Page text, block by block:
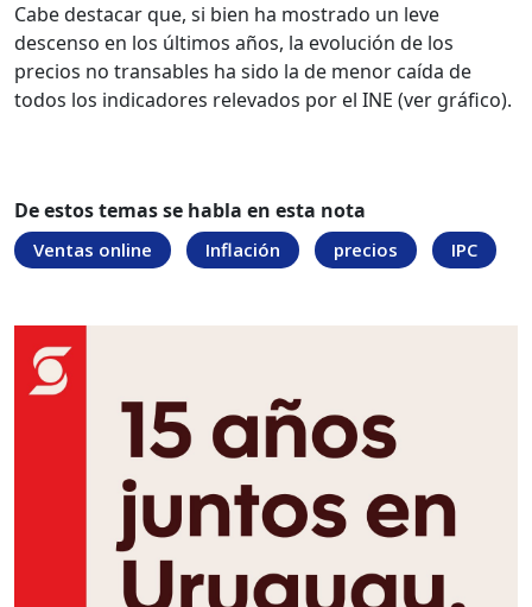
Cabe destacar que, si bien ha mostrado un leve
descenso en los últimos años, la evolución de los
precios no transables ha sido la de menor caída de
todos los indicadores relevados por el INE (ver gráfico).
De estos temas se habla en esta nota
Ventas online Inflación precios IPC